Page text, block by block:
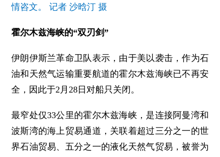
情咨文。 记者 沙晗汀 摄
霍尔木兹海峡的“双刃剑”
伊朗伊斯兰革命卫队表示，由于美以袭击，作为石
油和天然气运输重要航道的霍尔木兹海峡已不再安
全，因此于2月28日对船只关闭。
最窄处仅33公里的霍尔木兹海峡，是连接阿曼湾和
波斯湾的海上贸易通道，关联着超过三分之一的世
界石油贸易、五分之一的液化天然气贸易，被誉为